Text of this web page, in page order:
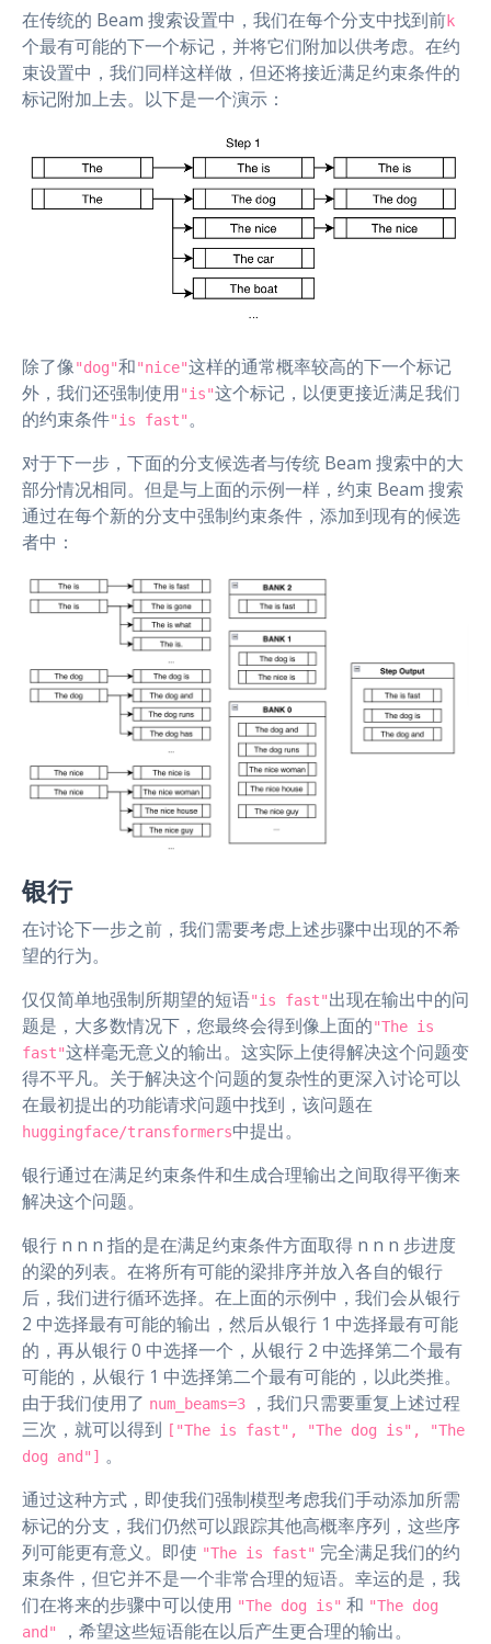
在传统的 Beam 搜索设置中，我们在每个分支中找到前k
个最有可能的下一个标记，并将它们附加以供考虑。在约
束设置中，我们同样这样做，但还将接近满足约束条件的
标记附加上去。以下是一个演示：
除了像"dog"和"nice"这样的通常概率较高的下一个标记
外，我们还强制使用"is"这个标记，以便更接近满足我们
的约束条件"is fast"。
对于下一步，下面的分支候选者与传统 Beam 搜索中的大
部分情况相同。但是与上面的示例一样，约束 Beam 搜索
通过在每个新的分支中强制约束条件，添加到现有的候选
者中：
银行
在讨论下一步之前，我们需要考虑上述步骤中出现的不希
望的行为。
仅仅简单地强制所期望的短语"is fast"出现在输出中的问
题是，大多数情况下，您最终会得到像上面的"The is
fast"这样毫无意义的输出。这实际上使得解决这个问题变
得不平凡。关于解决这个问题的复杂性的更深入讨论可以
在最初提出的功能请求问题中找到，该问题在
huggingface/transformers中提出。
银行通过在满足约束条件和生成合理输出之间取得平衡来
解决这个问题。
银行 n n n 指的是在满足约束条件方面取得 n n n 步进度
的梁的列表。在将所有可能的梁排序并放入各自的银行
后，我们进行循环选择。在上面的示例中，我们会从银行
2 中选择最有可能的输出，然后从银行 1 中选择最有可能
的，再从银行 0 中选择一个，从银行 2 中选择第二个最有
可能的，从银行 1 中选择第二个最有可能的，以此类推。
由于我们使用了 num_beams=3
，我们只需要重复上述过程
三次，就可以得到 ["The is fast", "The dog is", "The
dog and"] 。
通过这种方式，即使我们强制模型考虑我们手动添加所需
标记的分支，我们仍然可以跟踪其他高概率序列，这些序
列可能更有意义。即使 "The is fast" 完全满足我们的约
束条件，但它并不是一个非常合理的短语。幸运的是，我
们在将来的步骤中可以使用 "The dog is" 和 "The dog
and"
，希望这些短语能在以后产生更合理的输出。